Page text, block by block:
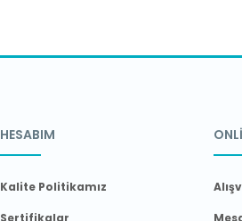
HESABIM
Kalite Politikamız
Sertifikalar